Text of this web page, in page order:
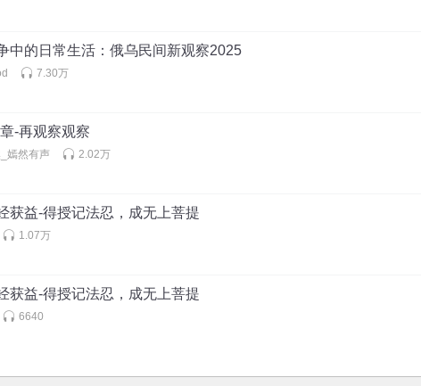
中的日常生活：俄乌民间新观察2025
7.30万
-再观察观察
嫣然有声 2.02万
获益-得授记法忍，成无上菩提
1.07万
获益-得授记法忍，成无上菩提
6640